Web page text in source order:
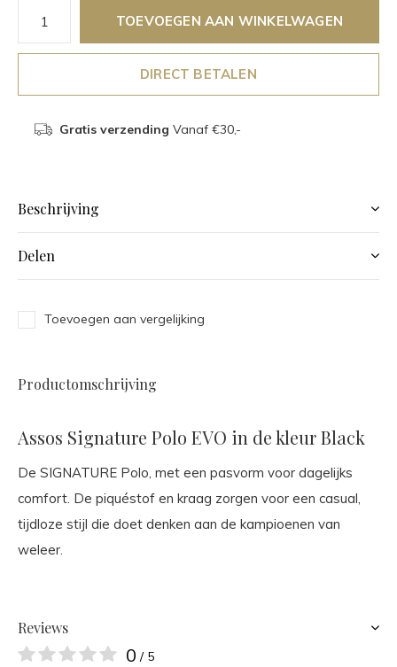
TOEVOEGEN AAN WINKELWAGEN
DIRECT BETALEN
Gratis verzending Vanaf €30,-
Beschrijving
Delen
Toevoegen aan vergelijking
Productomschrijving
Assos Signature Polo EVO in de kleur Black
De SIGNATURE Polo, met een pasvorm voor dagelijks
comfort. De piquéstof en kraag zorgen voor een casual,
tijdloze stijl die doet denken aan de kampioenen van
weleer.
Reviews
0 / 5